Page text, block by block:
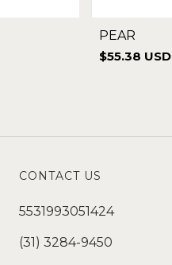
PEAR
$55.38 USD
CONTACT US
5531993051424
(31) 3284-9450